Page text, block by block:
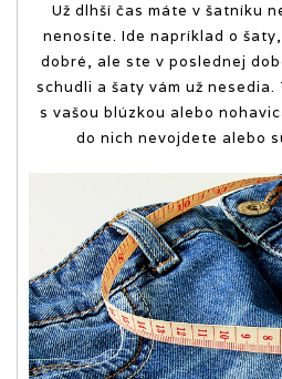
Už dlhší čas máte v šatníku
nenosíte. Ide napríklad o
dobré, ale ste v poslednej
schudli a šaty vám už
s vašou blúzkou alebo
do nich nevojdete alebo